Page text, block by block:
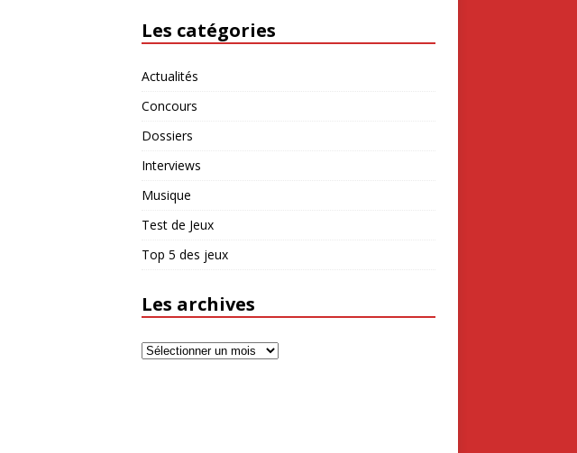
Les catégories
Actualités
Concours
Dossiers
Interviews
Musique
Test de Jeux
Top 5 des jeux
Les archives